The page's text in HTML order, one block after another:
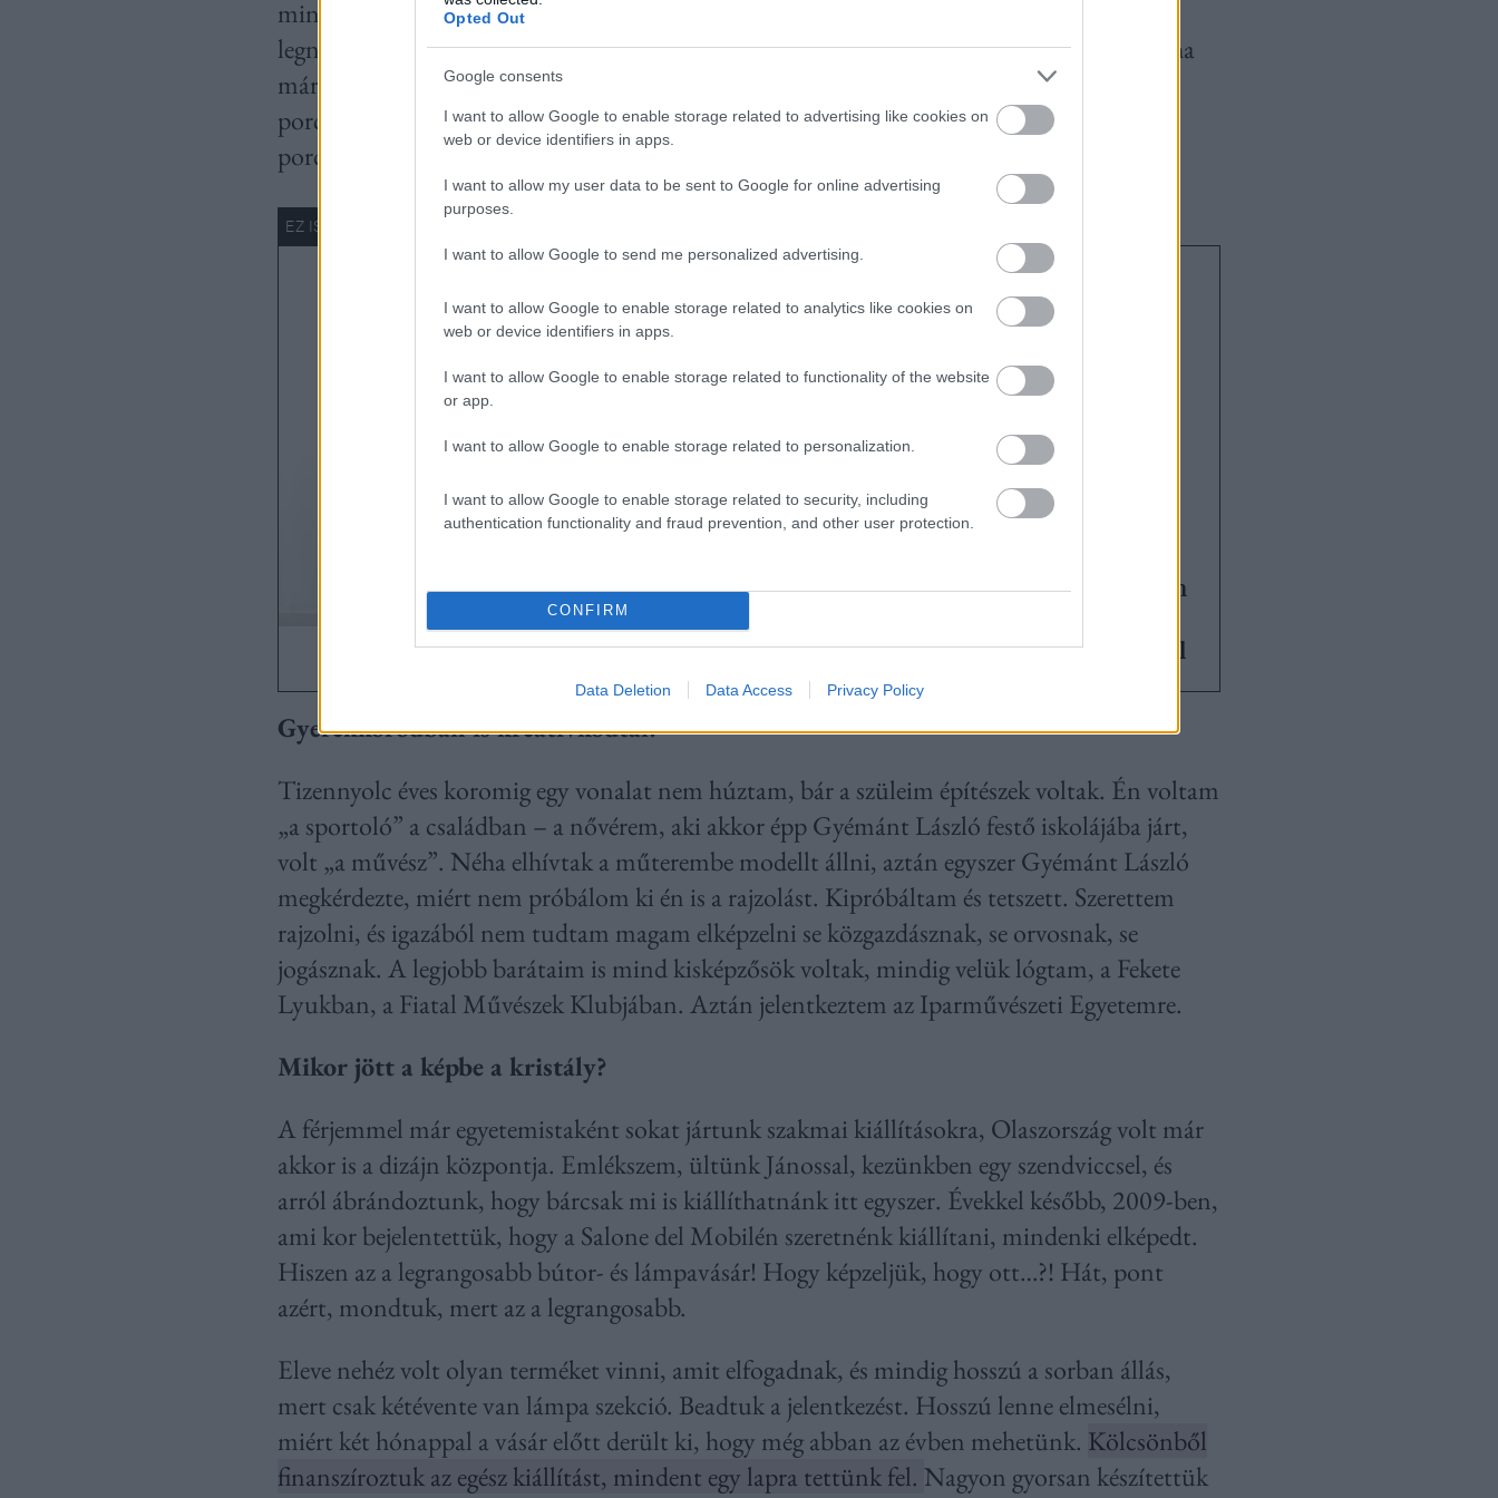
Opted Out
Google consents
I want to allow Google to enable storage related to advertising like cookies on
web or device identifiers in apps.
I want to allow my user data to be sent to Google for online advertising
purposes.
I want to allow Google to send me personalized advertising.
I want to allow Google to enable storage related to analytics like cookies on
web or device identifiers in apps.
I want to allow Google to enable storage related to functionality of the website
or app.
I want to allow Google to enable storage related to personalization.
I want to allow Google to enable storage related to security, including
authentication functionality and fraud prevention, and other user protection.
CONFIRM
Data Deletion Data Access Privacy Policy
mindig nagyon fontos volt. A porcelán pedig külön kihívást jelentett, mert az igényli a
legnagyobb precizitást, ott a legössze tettebbek az előállítási folyamatok. A porcelánról, ha
már lámpa, nekem a villanykörte foglalat ugrik be elsőre… Nálam a búrák készültek
porcelánból. Szerettem az anyagvastagsággal játszani, megmunkáltam a matt fehér, sík
porcelánt, amin a minta csak azután lett látható, hogy felkapcsoltad a lámpát.
szépségideál talán örökké
változni fog, ezért sem
megfelelni akarni valamilyen
Beszélgetés Ladányi Beátával
Gyerekkorodban is kreatívkodtál?
Tizennyolc éves koromig egy vonalat nem húztam, bár a szüleim építészek voltak. Én voltam
„a sportoló” a családban – a nővérem, aki akkor épp Gyémánt László festő iskolájába járt,
volt „a művész”. Néha elhívtak a műterembe modellt állni, aztán egyszer Gyémánt László
megkérdezte, miért nem próbálom ki én is a rajzolást. Kipróbáltam és tetszett. Szerettem
rajzolni, és igazából nem tudtam magam elképzelni se közgazdásznak, se orvosnak, se
jogásznak. A legjobb barátaim is mind kisképzősök voltak, mindig velük lógtam, a Fekete
Lyukban, a Fiatal Művészek Klubjában. Aztán jelentkeztem az Iparművészeti Egyetemre.
Mikor jött a képbe a kristály?
A férjemmel már egyetemistaként sokat jártunk szakmai kiállításokra, Olaszország volt már
akkor is a dizájn központja. Emlékszem, ültünk Jánossal, kezünkben egy szendviccsel, és
arról ábrándoztunk, hogy bárcsak mi is kiállíthatnánk itt egyszer. Évekkel később, 2009-ben,
ami kor bejelentettük, hogy a Salone del Mobilén szeretnénk kiállítani, mindenki elképedt.
Hiszen az a legrangosabb bútor- és lámpavásár! Hogy képzeljük, hogy ott…?! Hát, pont
azért, mondtuk, mert az a legrangosabb.
Eleve nehéz volt olyan terméket vinni, amit elfogadnak, és mindig hosszú a sorban állás,
mert csak kétévente van lámpa szekció. Beadtuk a jelentkezést. Hosszú lenne elmesélni,
miért két hónappal a vásár előtt derült ki, hogy még abban az évben mehetünk. Kölcsönből
finanszíroztuk az egész kiállítást, mindent egy lapra tettünk fel. Nagyon gyorsan készítettük